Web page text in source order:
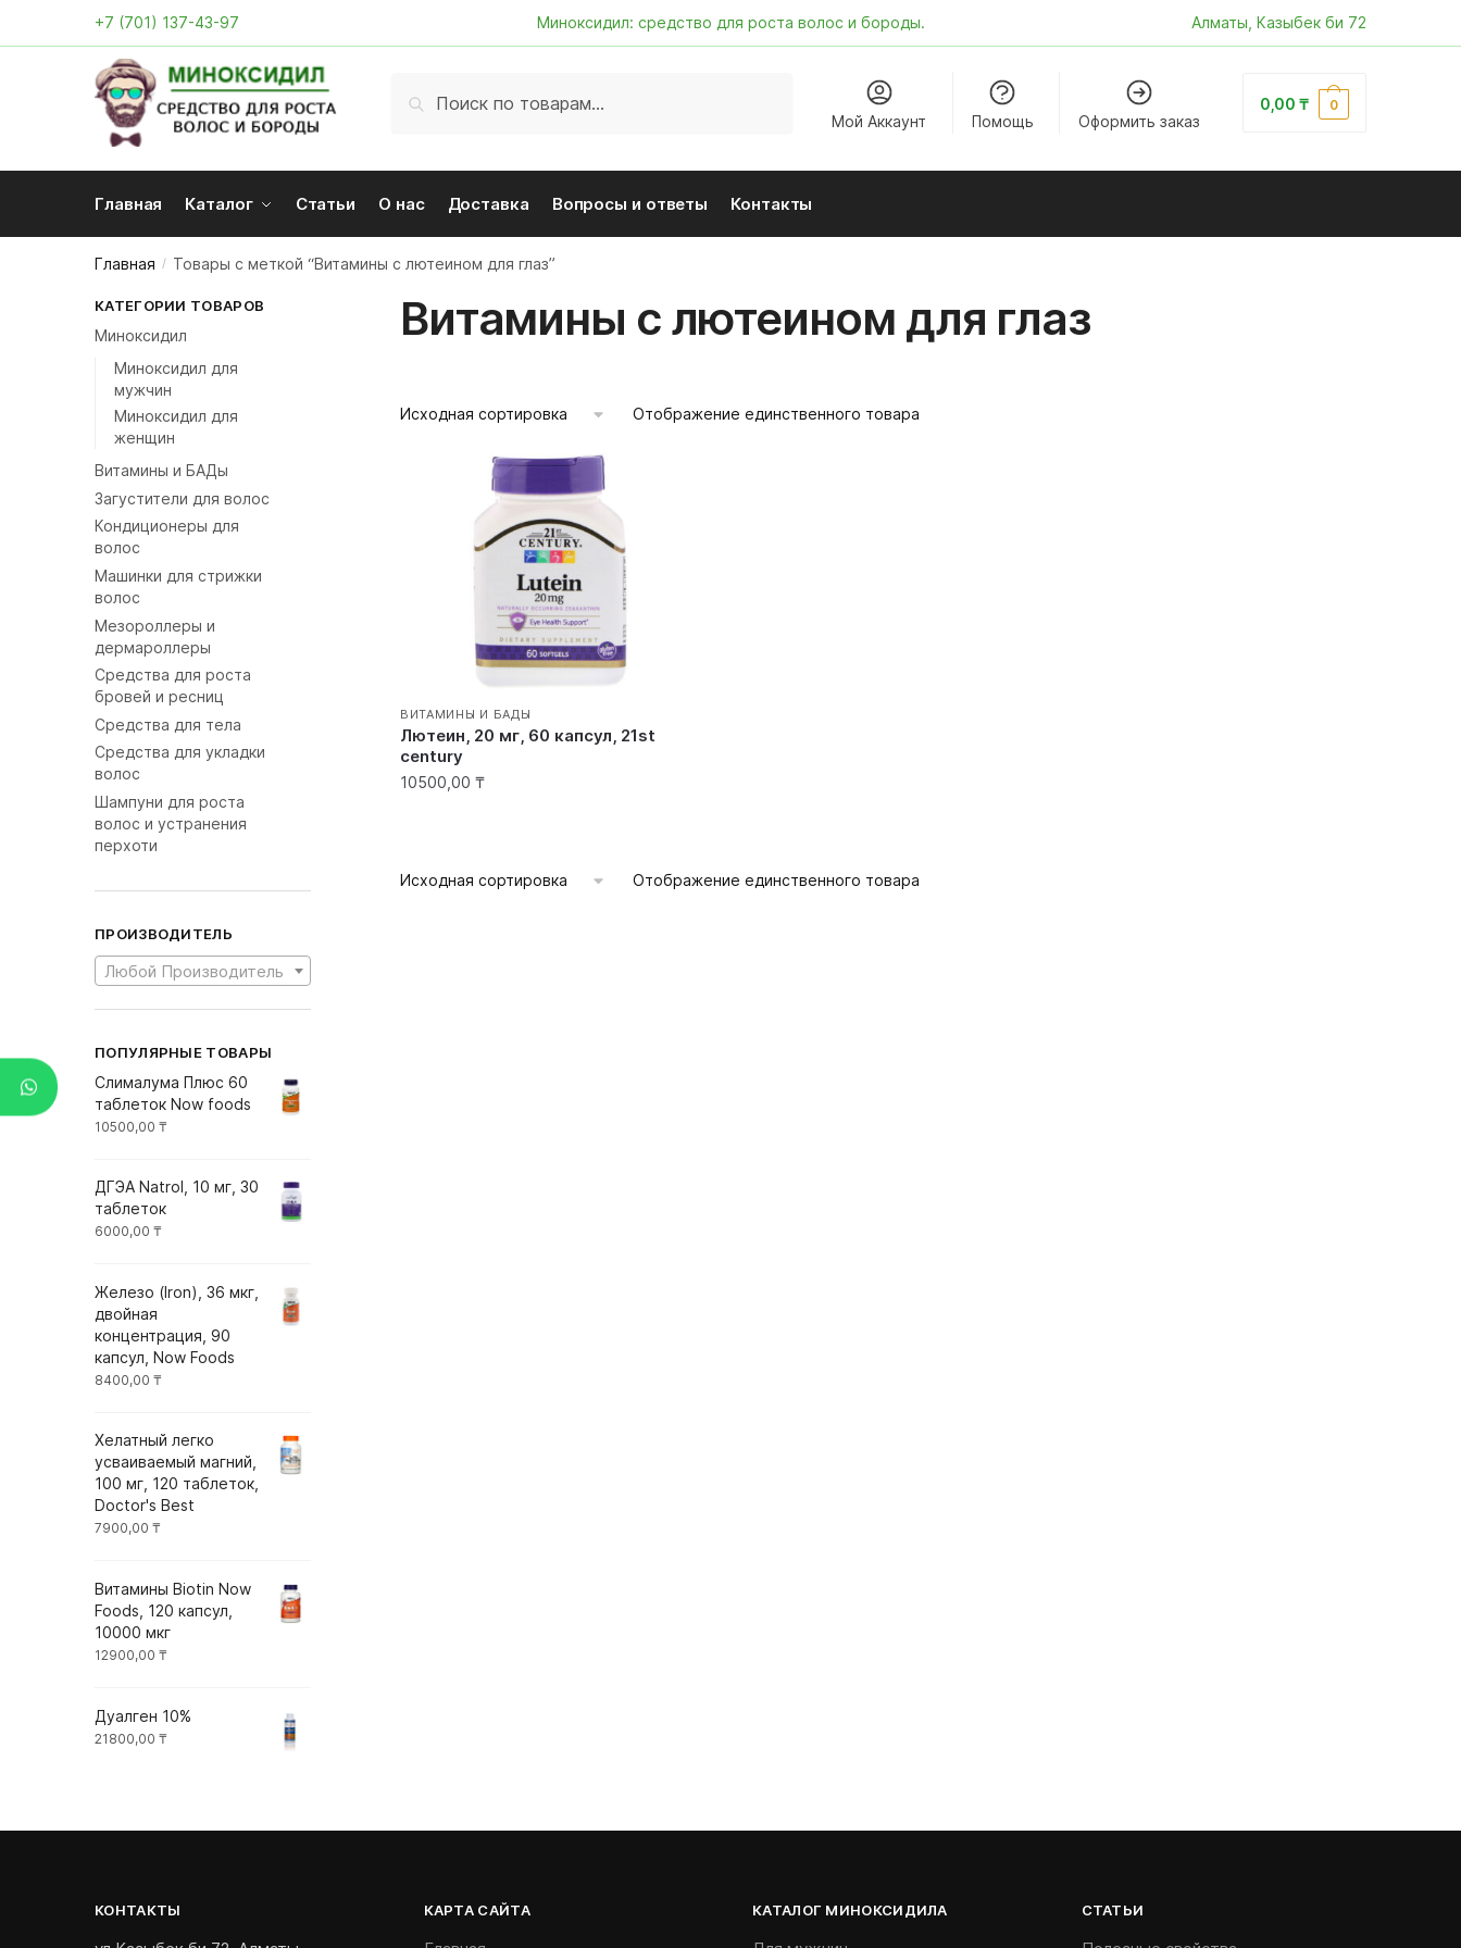
+7 (701) 137-43-97 Миноксидил: средство для роста волос и бороды. Алматы, Казыбек би 72
Поиск
Мой Аккаунт Помощь Оформить заказ
0,00₸ 0
Главная Каталог Статьи О нас Доставка Вопросы и ответы Контакты
Главная / Товары с меткой “Витамины с лютеином для глаз”
Витамины с лютеином для глаз
Отображение единственного товара
ВИТАМИНЫ И БАДЫ
Лютеин, 20 мг, 60 капсул, 21st
century
10500,00 ₸
Отображение единственного товара
КАТЕГОРИИ ТОВАРОВ
Миноксидил
Миноксидил для
мужчин
Миноксидил для
женщин
Витамины и БАДы
Загустители для волос
Кондиционеры для
волос
Машинки для стрижки
волос
Мезороллеры и
дермароллеры
Средства для роста
бровей и ресниц
Средства для тела
Средства для укладки
волос
Шампуни для роста
волос и устранения
перхоти
ПРОИЗВОДИТЕЛЬ
Любой Производитель
ПОПУЛЯРНЫЕ ТОВАРЫ
Слималума Плюс 60
таблеток Now foods
10500,00 ₸
ДГЭА Natrol, 10 мг, 30
таблеток
6000,00 ₸
Железо (Iron), 36 мкг,
двойная
концентрация, 90
капсул, Now Foods
8400,00 ₸
Хелатный легко
усваиваемый магний,
100 мг, 120 таблеток,
Doctor's Best
7900,00 ₸
Витамины Biotin Now
Foods, 120 капсул,
10000 мкг
12900,00 ₸
Дуалген 10%
21800,00 ₸
КОНТАКТЫ КАРТА САЙТА КАТАЛОГ МИНОКСИДИЛА СТАТЬИ